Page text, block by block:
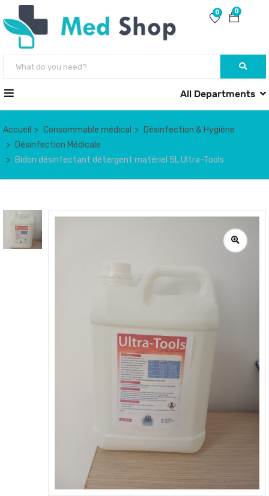
0
0
All Departments
Accueil Consommable médical
Désinfection & Hygiène
Désinfection Médicale
Bidon désinfectant détergent matériel 5L Ultra-Tools